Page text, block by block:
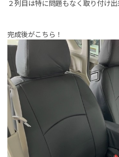
２列目は特に問題もなく取り付け
完成後がこちら！